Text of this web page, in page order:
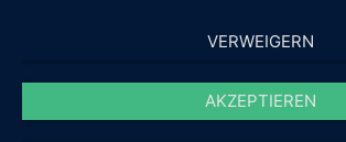
VERWEIGERN
AKZEPTIEREN